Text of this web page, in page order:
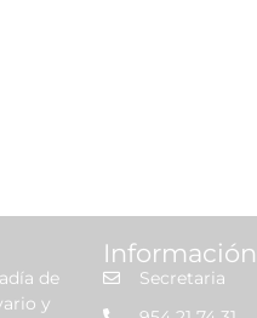
de
y
Información
Secretaria